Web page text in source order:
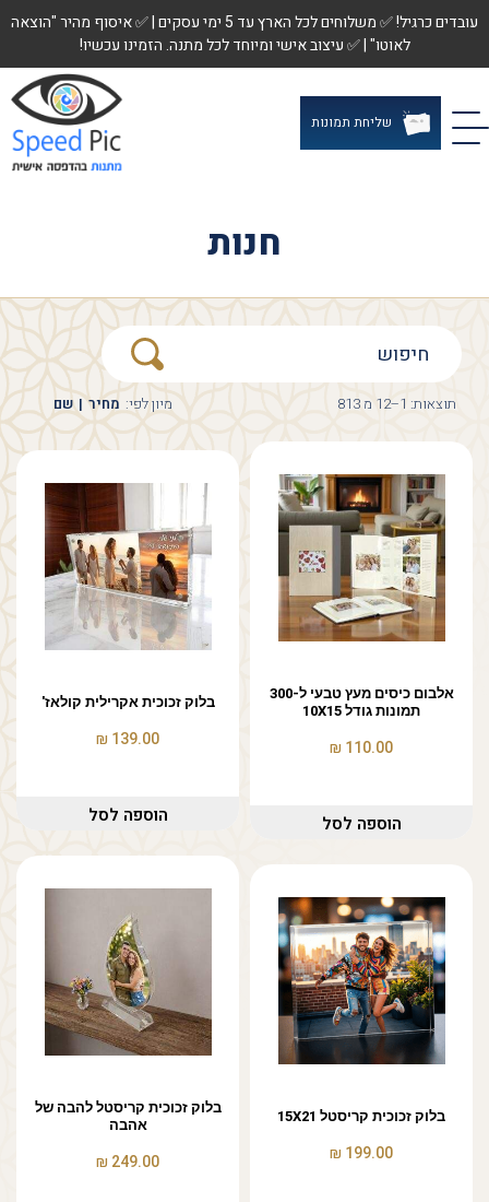
עובדים כרגיל! ✅ משלוחים לכל הארץ עד 5 ימי עסקים | ✅ איסוף מהיר "הוצאה
לאוטו" | ✅ עיצוב אישי ומיוחד לכל מתנה. הזמינו עכשיו!
שליחת תמונות
חנות
תוצאות: 1–12 מ 813 מיון לפי: מחיר | שם
אלבום כיסים מעץ טבעי ל-300
תמונות גודל 10X15
110.00
₪
הוספה לסל
בלוק זכוכית אקרילית קולאז'
139.00
₪
הוספה לסל
בלוק זכוכית קריסטל 15X21
199.00
₪
בלוק זכוכית קריסטל להבה של
אהבה
249.00
₪